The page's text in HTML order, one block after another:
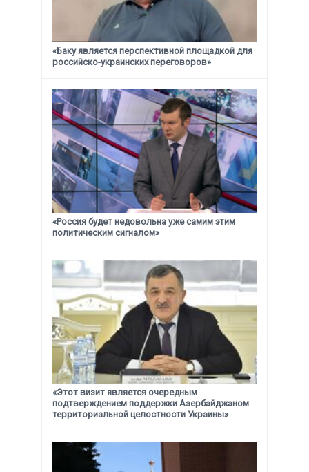
«Баку является перспективной площадкой для
российско-украинских переговоров»
«Россия будет недовольна уже самим этим
политическим сигналом»
«Этот визит является очередным
подтверждением поддержки Азербайджаном
территориальной целостности Украины»